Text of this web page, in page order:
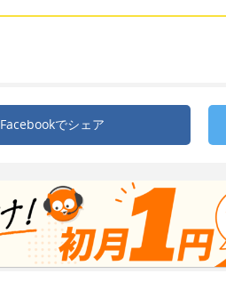
Facebookでシェア